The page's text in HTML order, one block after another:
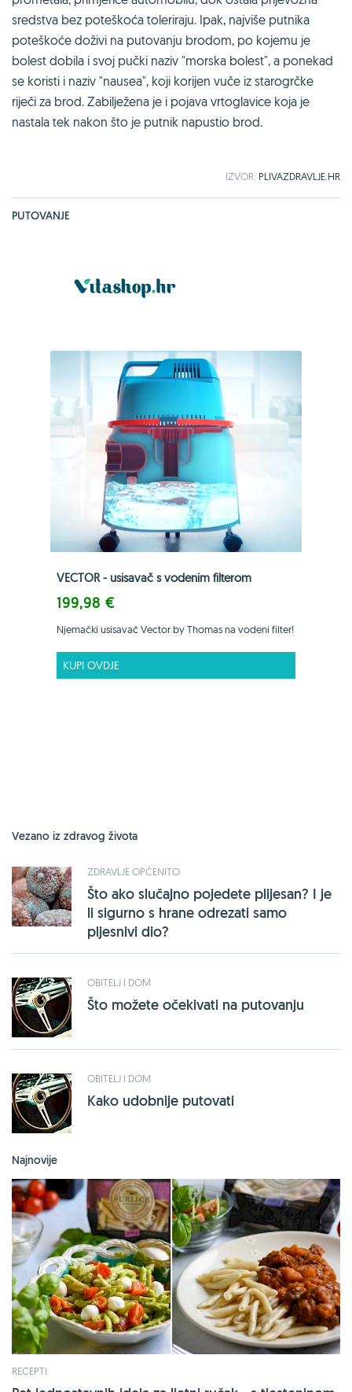
sredstva bez poteškoća toleriraju. Ipak, najviše putnika
poteškoće doživi na putovanju brodom, po kojemu je
bolest dobila i svoj pučki naziv "morska bolest", a ponekad
se koristi i naziv "nausea", koji korijen vuče iz starogrčke
riječi za brod. Zabilježena je i pojava vrtoglavice koja je
nastala tek nakon što je putnik napustio brod.
IZVOR: PLIVAZDRAVLJE.HR
PUTOVANJE
VECTOR - usisavač s vodenim filterom
199,98 €
Njemački usisavač Vector by Thomas na vodeni filter!
KUPI OVDJE
Vezano iz zdravog života
ZDRAVLJE OPĆENITO
Što ako slučajno pojedete plijesan? I je
li sigurno s hrane odrezati samo
pljesnivi dio?
OBITELJ I DOM
Što možete očekivati na putovanju
OBITELJ I DOM
Kako udobnije putovati
Najnovije
RECEPTI